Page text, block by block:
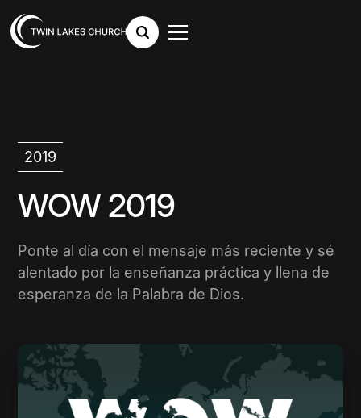
2019
WOW 2019
Ponte al día con el mensaje más reciente y sé
alentado por la enseñanza práctica y llena de
esperanza de la Palabra de Dios.